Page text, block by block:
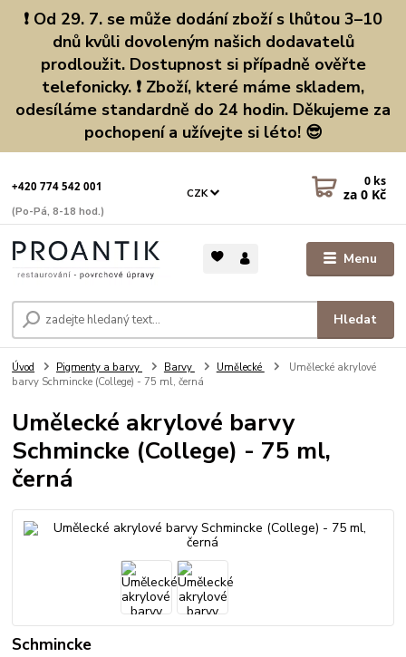
❗ Od 29. 7. se může dodání zboží s lhůtou 3–10
dnů kvůli dovoleným našich dodavatelů
prodloužit. Dostupnost si případně ověřte
telefonicky. ❗ Zboží, které máme skladem,
odesíláme standardně do 24 hodin. Děkujeme za
pochopení a užívejte si léto! 😎
Menu
CZK
Hledat
+420 774 542 001
(Po-Pá, 8-18 hod.)
0 ks
za 0 Kč
Úvod Pigmenty a barvy Barvy Umělecké
Umělecké akrylové
barvy Schmincke (College) - 75 ml, černá
Umělecké akrylové barvy
Schmincke (College) - 75 ml,
černá
Schmincke